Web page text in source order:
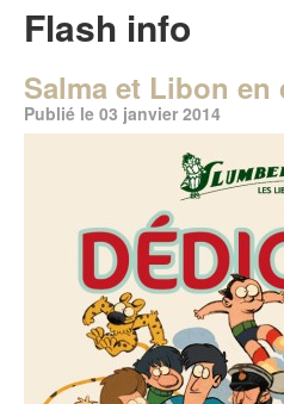
Flash info
Salma et Libon en
Publié le 03 janvier 2014